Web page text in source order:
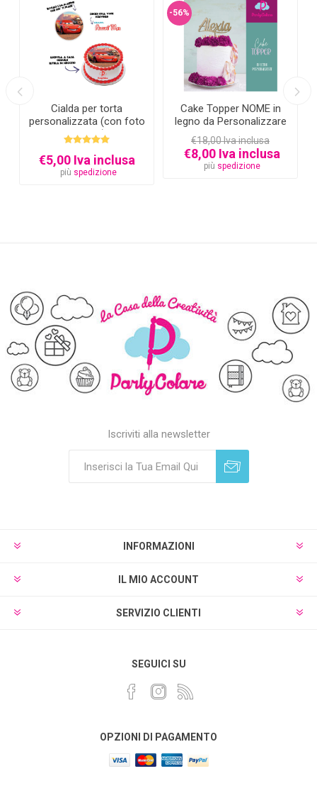
Cialda per torta
personalizzata (con foto
e testo)
€5,00 Iva inclusa
più spedizione
-56%
Cake Topper NOME in
legno da Personalizzare
€18,00 Iva inclusa
€8,00 Iva inclusa
più spedizione
Iscriviti alla newsletter
INFORMAZIONI
IL MIO ACCOUNT
SERVIZIO CLIENTI
SEGUICI SU
OPZIONI DI PAGAMENTO